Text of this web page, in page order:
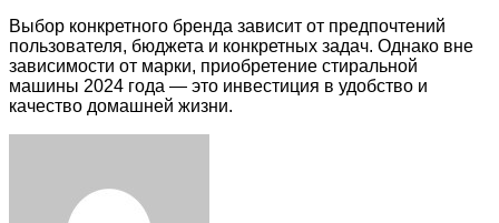
Выбор конкретного бренда зависит от предпочтений
пользователя, бюджета и конкретных задач. Однако вне
зависимости от марки, приобретение стиральной
машины 2024 года — это инвестиция в удобство и
качество домашней жизни.